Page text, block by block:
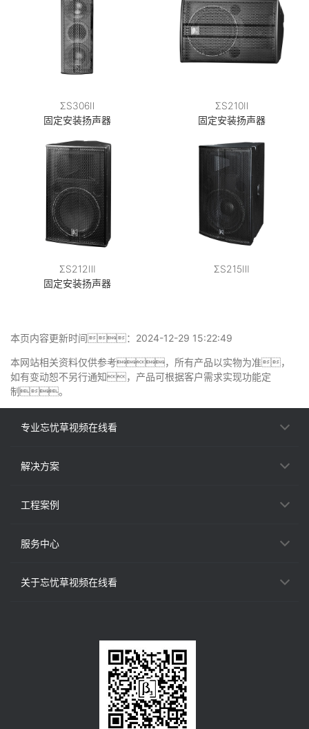
ΣS306Ⅱ
固定安装扬声器
ΣS210Ⅱ
固定安装扬声器
ΣS212Ⅲ
固定安装扬声器
ΣS215Ⅲ
本页内容更新时间：2024-12-29 15:22:49
本网站相关资料仅供参考，所有产品以实物为准，
如有变动恕不另行通知，产品可根据客户需求实现功能定
制。
专业忘忧草视频在线看
解决方案
工程案例
服务中心
关于忘忧草视频在线看